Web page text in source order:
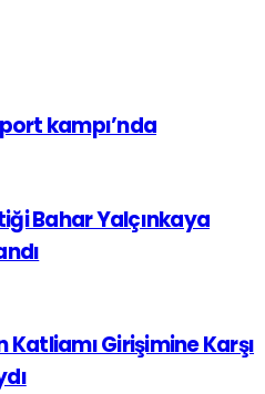
kampı’nda
Bahar Yalçınkaya
Girişimine Karşı